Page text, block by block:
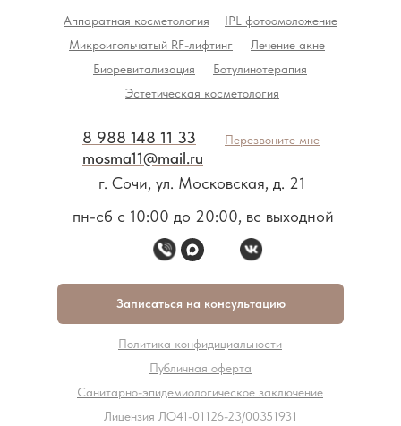
Перезвоните мне
пн-сб с 10:00 до 20:00, вс выходной
г. Сочи, ул. Московская, д. 21
8 988 148 11 33
mosma11@mail.ru
Записаться на консультацию
Аппаратная косметология
IPL фотоомоложение
Микроигольчатый RF-лифтинг
Лечение акне
Биоревитализация
Ботулинотерапия
Эстетическая косметология
Политика конфидициальности
Публичная оферта
Лицензия ЛО41-01126-23/00351931
Санитарно-эпидемиологическое заключение